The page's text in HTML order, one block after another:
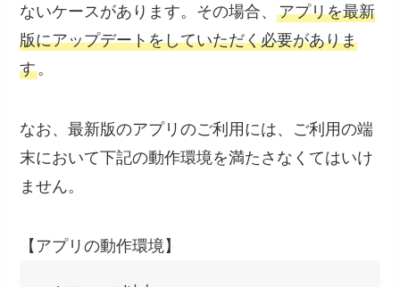
ないケースがあります。その場合、アプリを最新
版にアップデートをしていただく必要がありま
す。
なお、最新版のアプリのご利用には、ご利用の端
末において下記の動作環境を満たさなくてはいけ
ません。
【アプリの動作環境】